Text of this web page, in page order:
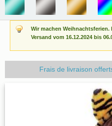
Wir machen
Versand vom 16.12.2024 bis
Frais de livraison